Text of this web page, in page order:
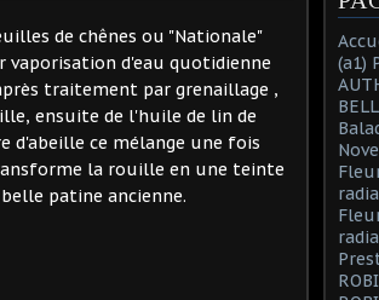
de chênes ou "Nationale"
d'eau quotidienne
traitement par grenaillage ,
ensuite de l'huile de lin de
d'abeille ce mélange une fois
la rouille en une teinte
patine ancienne.
(a1)